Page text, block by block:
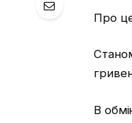
Про
В